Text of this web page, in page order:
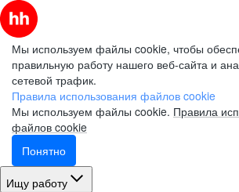
Мы используем файлы cookie, чтобы
правильную работу нашего веб-сайта и
сетевой трафик.
Правила использования файлов cookie
Мы используем файлы cookie. Правила
файлов cookie
Понятно
Ищу работу